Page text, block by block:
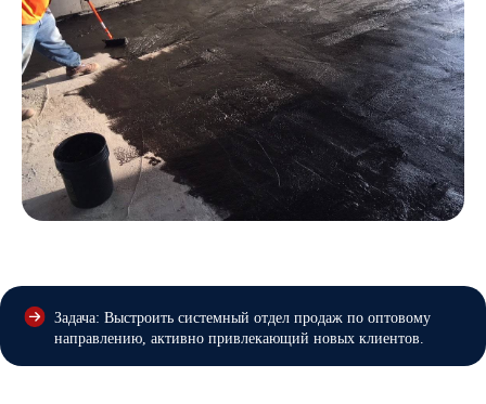
Задача: Выстроить системный отдел продаж по оптовому
направлению, активно привлекающий новых клиентов.